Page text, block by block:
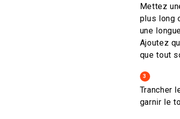
Mettez
plus long
une
Ajoutez
que tout
3
Trancher
garnir le